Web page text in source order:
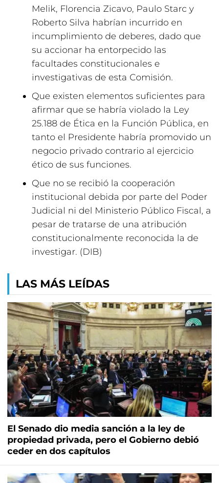
Melik, Florencia Zicavo, Paulo Starc y
Roberto Silva habrían incurrido en
incumplimiento de deberes, dado que
su accionar ha entorpecido las
facultades constitucionales e
investigativas de esta Comisión.
Que existen elementos suficientes para
afirmar que se habría violado la Ley
25.188 de Ética en la Función Pública, en
tanto el Presidente habría promovido un
negocio privado contrario al ejercicio
ético de sus funciones.
Que no se recibió la cooperación
institucional debida por parte del Poder
Judicial ni del Ministerio Público Fiscal, a
pesar de tratarse de una atribución
constitucionalmente reconocida la de
investigar. (DIB)
LAS MÁS LEÍDAS
El Senado dio media sanción a la ley de
propiedad privada, pero el Gobierno debió
ceder en dos capítulos